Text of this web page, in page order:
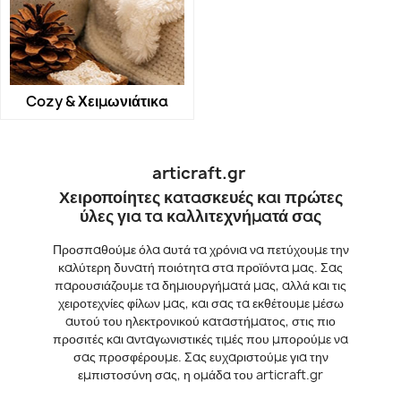
Cozy & Χειμωνιάτικα
articraft.gr
Χειροποίητες κατασκευές και πρώτες
ύλες για τα καλλιτεχνήματά σας
Προσπαθούμε όλα αυτά τα χρόνια να πετύχουμε την
καλύτερη δυνατή ποιότητα στα προϊόντα μας. Σας
παρουσιάζουμε τα δημιουργήματά μας, αλλά και τις
χειροτεχνίες φίλων μας, και σας τα εκθέτουμε μέσω
αυτού του ηλεκτρονικού καταστήματος, στις πιο
προσιτές και ανταγωνιστικές τιμές που μπορούμε να
σας προσφέρουμε. Σας ευχαριστούμε για την
εμπιστοσύνη σας, η ομάδα του articraft.gr